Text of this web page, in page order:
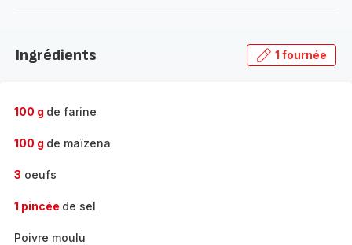
gamme
Ingrédients 1 fournée
100 g de farine
100 g de maïzena
3 oeufs
1 pincée de sel
Poivre moulu